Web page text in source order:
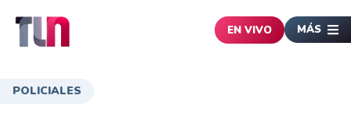
EN VIVO MÁS
POLICIALES